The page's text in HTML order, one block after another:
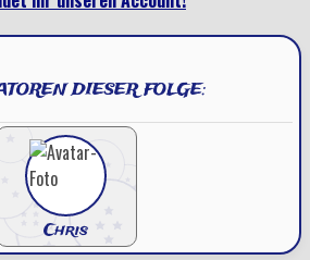
DIESER FOLGE:
Chris